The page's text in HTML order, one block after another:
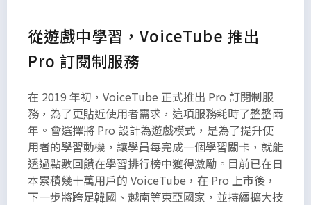
從遊戲中學習，VoiceTube 推出
Pro 訂閱制服務
在 2019 年初，VoiceTube 正式推出 Pro 訂閱制服
務，為了更貼近使用者需求，這項服務耗時了整整兩
年。會選擇將 Pro 設計為遊戲模式，是為了提升使
用者的學習動機，讓學員每完成一個學習關卡，就能
透過點數回饋在學習排行榜中獲得激勵。目前已在日
本累積幾十萬用戶的 VoiceTube，在 Pro 上市後，
下一步將跨足韓國、越南等東亞國家，並持續擴大技